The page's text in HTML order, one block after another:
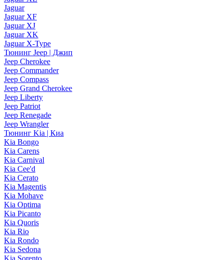
Jaguar
Jaguar XF
Jaguar XJ
Jaguar XK
Jaguar X-Type
Тюнинг Jeep | Джип
Jeep Cherokee
Jeep Commander
Jeep Compass
Jeep Grand Cherokee
Jeep Liberty
Jeep Patriot
Jeep Renegade
Jeep Wrangler
Тюнинг Kia | Киа
Kia Bongo
Kia Carens
Kia Carnival
Kia Cee'd
Kia Cerato
Kia Magentis
Kia Mohave
Kia Optima
Kia Picanto
Kia Quoris
Kia Rio
Kia Rondo
Kia Sedona
Kia Sorento